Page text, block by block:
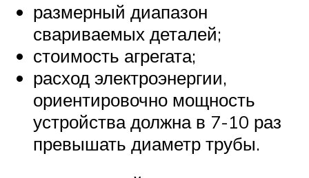
размерный диапазон
свариваемых деталей;
стоимость агрегата;
расход электроэнергии,
ориентировочно мощность
устройства должна в 7-10 раз
превышать диаметр трубы.